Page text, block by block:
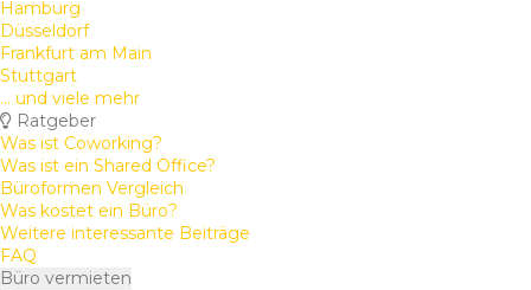
Hamburg
Düsseldorf
Frankfurt am Main
Stuttgart
... und viele mehr
Ratgeber
Was ist Coworking?
Was ist ein Shared Office?
Büroformen Vergleich
Was kostet ein Büro?
Weitere interessante Beiträge
FAQ
Büro vermieten